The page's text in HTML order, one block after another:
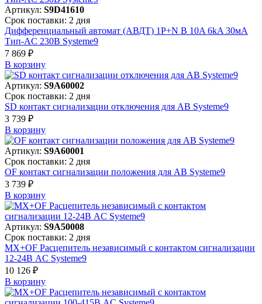
Артикул: S9D41610
Срок поставки: 2 дня
Дифференциальный автомат (АВДТ) 1P+N B 10A 6kA 30мА
Тип-AC 230В Systeme9
7 869 ₽
В корзинy
Артикул: S9A60002
Срок поставки: 2 дня
SD контакт сигнализации отключения для АВ Systeme9
3 739 ₽
В корзинy
Артикул: S9A60001
Срок поставки: 2 дня
OF контакт сигнализации положения для АВ Systeme9
3 739 ₽
В корзинy
Артикул: S9A50008
Срок поставки: 2 дня
MX+OF Расцепитель независимый с контактом сигнализации
12-24В AC Systeme9
10 126 ₽
В корзинy